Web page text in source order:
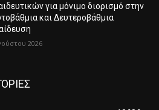
για μόνιμο διορισμό στην
και Δευτεροβάθμια
2026